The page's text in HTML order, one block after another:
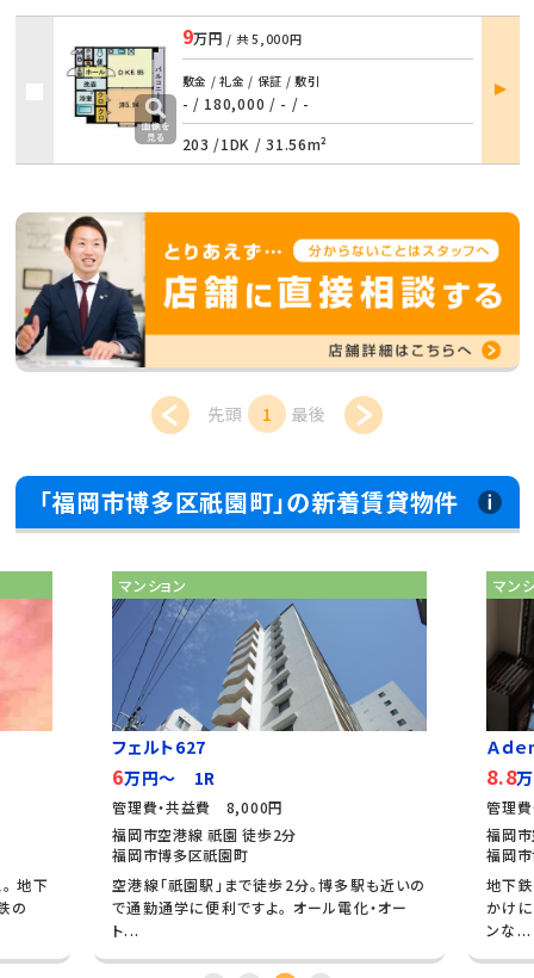
9万円 / 共5,000円
敷金 / 礼金 / 保証 / 敷引
- / 180,000 / - / -
203 /1DK /31.56m²
部屋
詳細
先頭 1 最後
「福岡市博多区祇園町」の新着賃貸物件
地下
の
マンション
フェルト627
6万円～ 1R
管理費・共益費 8,000円
福岡市空港線 祇園 徒歩2分
福岡市博多区祇園町
空港線「祇園駅」まで徒歩2分。博多駅も近いの
で通勤通学に便利ですよ。 オール電化・オー
ト...
マン
Ａｄ
8.8
管理
福岡
福岡
地下
かけに
ンな...